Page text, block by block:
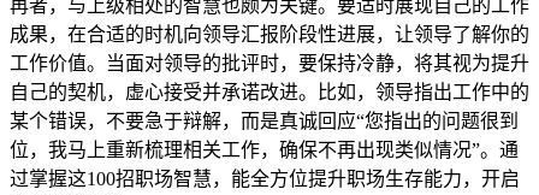
再者，与上级相处的智慧也颇为关键。要适时展现自己的工作
成果，在合适的时机向领导汇报阶段性进展，让领导了解你的
工作价值。当面对领导的批评时，要保持冷静，将其视为提升
自己的契机，虚心接受并承诺改进。比如，领导指出工作中的
某个错误，不要急于辩解，而是真诚回应“您指出的问题很到
位，我马上重新梳理相关工作，确保不再出现类似情况”。通
过掌握这100招职场智慧，能全方位提升职场生存能力，开启